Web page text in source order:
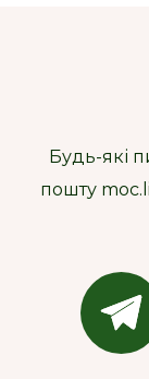
Будь-які
пошту